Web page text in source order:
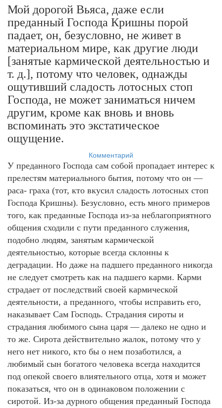
Мой дорогой Вьяса, даже если
преданный Господа Кришны порой
падает, он, безусловно, не живет в
материальном мире, как другие люди
[занятые кармической деятельностью и
т. д.], потому что человек, однажды
ощутивший сладость лотосных стоп
Господа, не может заниматься ничем
другим, кроме как вновь и вновь
вспоминать это экстатическое
ощущение.
Комментарий
У преданного Господа сам собой пропадает интерес к
прелестям материального бытия, потому что он —
раса- граха (тот, кто вкусил сладость лотосных стоп
Господа Кришны). Безусловно, есть много примеров
того, как преданные Господа из-за неблагоприятного
общения сходили с пути преданного служения,
подобно людям, занятым кармической
деятельностью, которые всегда склонны к
деградации. Но даже на падшего преданного никогда
не следует смотреть как на падшего карми. Карми
страдает от последствий своей кармической
деятельности, а преданного, чтобы исправить его,
наказывает Сам Господь. Страдания сироты и
страдания любимого сына царя — далеко не одно и
то же. Сирота действительно жалок, потому что у
него нет никого, кто бы о нем позаботился, а
любимый сын богатого человека всегда находится
под опекой своего влиятельного отца, хотя и может
показаться, что он в одинаковом положении с
сиротой. Из-за дурного общения преданный Господа